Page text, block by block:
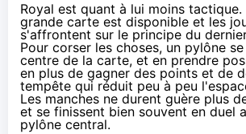
Royal est quant à lui moins tactique.
grande carte est disponible et les
s'affrontent sur le principe du
Pour corser les choses, un pylône
centre de la carte, et en prendre
en plus de gagner des points et de
tempête qui réduit peu à peu
Les manches ne durent guère plus
et se finissent bien souvent en duel
pylône central.